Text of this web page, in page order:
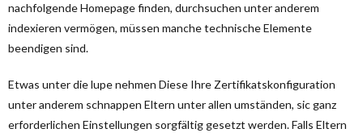
nachfolgende Homepage finden, durchsuchen unter anderem
indexieren vermögen, müssen manche technische Elemente
beendigen sind.
Etwas unter die lupe nehmen Diese Ihre Zertifikatskonfiguration
unter anderem schnappen Eltern unter allen umständen, sic ganz
erforderlichen Einstellungen sorgfältig gesetzt werden. Falls Eltern